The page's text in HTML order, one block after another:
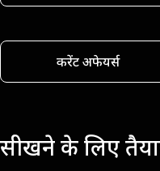
करेंट अफेयर्स
सीखने के लिए